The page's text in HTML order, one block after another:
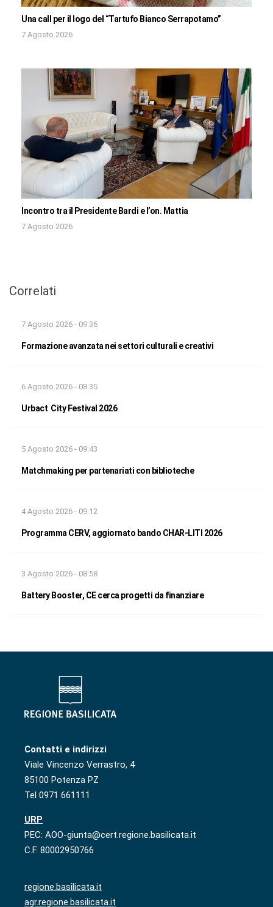
Una call per il logo del “Tartufo Bianco Serrapotamo”
7 Agosto 2026
Incontro tra il Presidente Bardi e l’on. Mattia
7 Agosto 2026
Correlati
7 Agosto 2026 - 09:36
Formazione avanzata nei settori culturali e creativi
6 Agosto 2026 - 08:35
Urbact City Festival 2026
5 Agosto 2026 - 09:43
Matchmaking per partenariati con biblioteche
4 Agosto 2026 - 09:12
Programma CERV, aggiornato bando CHAR-LITI 2026
3 Agosto 2026 - 08:58
Battery Booster, CE cerca progetti da finanziare
Contatti e indirizzi
Viale Vincenzo Verrastro, 4
85100 Potenza PZ
Tel 0971 661111
URP
PEC: AOO-giunta@cert.regione.basilicata.it
C.F. 80002950766
regione.basilicata.it
agr.regione.basilicata.it